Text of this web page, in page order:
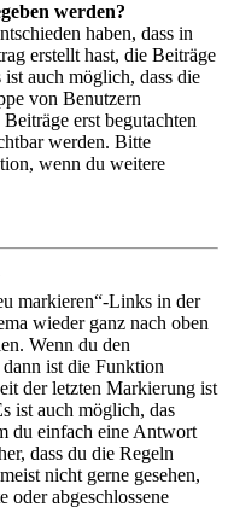
werden?
haben, dass in
erstellt hast, die Beiträge
auch möglich, dass die
von Benutzern
erst begutachten
werden. Bitte
wenn du weitere
markieren“-Links in der
wieder ganz nach oben
Wenn du den
ist die Funktion
der letzten Markierung ist
ist auch möglich, das
du einfach eine Antwort
dass du die Regeln
nicht gerne gesehen,
abgeschlossene